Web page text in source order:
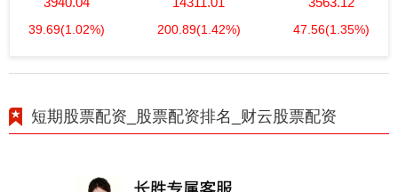
39.69(1.02%) 200.89(1.42%) 47.56(1.35%)
短期股票配资_股票配资排名_财云股票配资